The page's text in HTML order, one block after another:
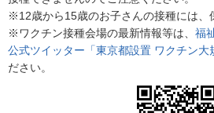
※12歳から15歳のお子さんの接種には、
※ワクチン接種会場の最新情報等は、 福
公式ツイッター「東京都設置 ワクチン大
ださい。